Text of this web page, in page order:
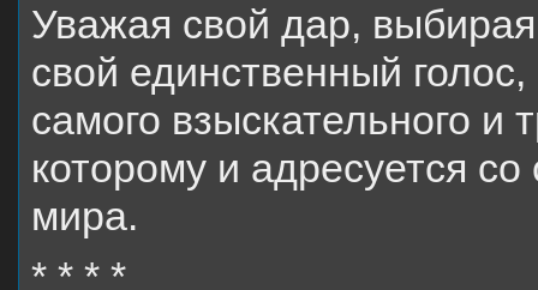
Уважая свой дар,
свой единственный
самого взыскательного и
которому и адресуется
мира.
* * * *